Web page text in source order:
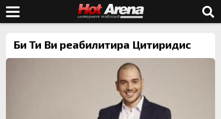
Би Ти Ви реабилитира Цитиридис